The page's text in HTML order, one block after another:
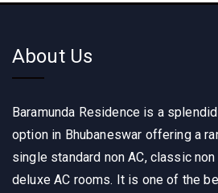
About Us
Baramunda Residence is a
option in Bhubaneswar offering a
single standard non AC, classic
deluxe AC rooms. It is one of the